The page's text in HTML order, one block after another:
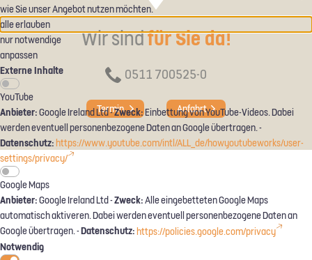
Wir sindfür Sie da!
0511 700525-0
Termin Anfahrt
wie Sie unser Angebot nutzen möchten.
alle erlauben
nur notwendige
anpassen
Externe Inhalte
YouTube
Anbieter:Google Ireland Ltd -Zweck:Einbettung von YouTube-Videos. Dabei
werden eventuell personenbezogene Daten an Google übertragen. -
Datenschutz: https://www.youtube.com/intl/ALL_de/howyoutubeworks/user-
settings/privacy/
Google Maps
Anbieter:Google Ireland Ltd -Zweck:Alle eingebetteten Google Maps
automatisch aktiveren. Dabei werden eventuell personenbezogene Daten an
Google übertragen. -Datenschutz: https://policies.google.com/privacy
Notwendig